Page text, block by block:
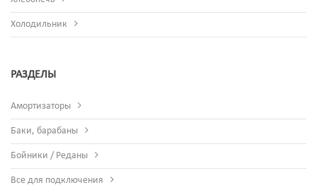
Холодильник
РАЗДЕЛЫ
Амортизаторы
Баки, барабаны
Бойники / Реданы
Все для подключения